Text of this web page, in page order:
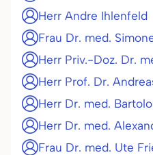
Herr Andre Ihlenfeld
Frau Dr. med.
Herr Priv.-Doz. Dr.
Herr Prof. Dr.
Herr Dr. med.
Herr Dr. med.
Frau Dr. med. Ute